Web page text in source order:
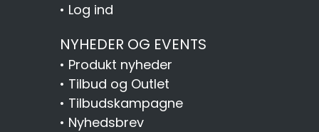
• Log ind
NYHEDER OG EVENTS
• Produkt nyheder
• Tilbud og Outlet
• Tilbudskampagne
• Nyhedsbrev